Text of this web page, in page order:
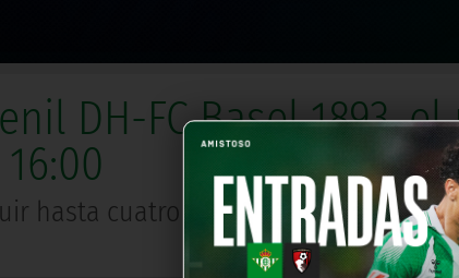
DH-FC Basel 1893,
hasta cuatro entradas gratuitas de